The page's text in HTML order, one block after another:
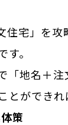
住宅」を
す。
「地名＋
とができ
策